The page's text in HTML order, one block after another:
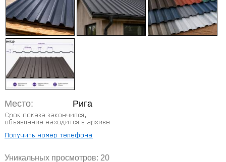
Место: Рига
Уникальных просмотров: 20